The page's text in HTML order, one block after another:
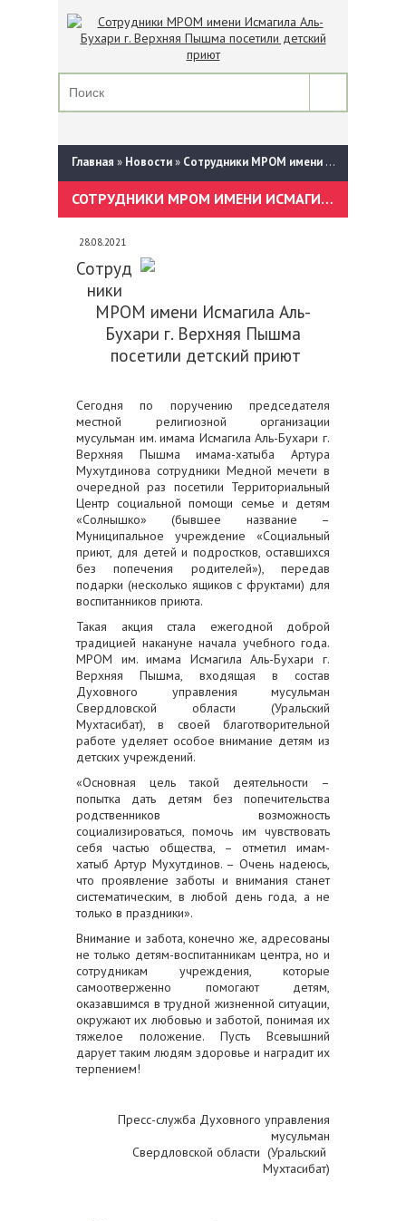
Главная » Новости» Сотрудники МРОМ имени Исмагила Аль-Бухари г. Верхняя Пышма посетили детский приют
СОТРУДНИКИ МРОМ ИМЕНИ ИСМАГИЛА АЛЬ-БУХАРИ Г. ВЕРХНЯЯ ПЫШМА ПОСЕТИЛИ ДЕТСКИЙ ПРИЮТ
28.08.2021
Сотруд
ники
МРОМ имени Исмагила Аль-
Бухари г. Верхняя Пышма
посетили детский приют
Сегодня по поручению председателя
местной религиозной организации
мусульман им. имама Исмагила Аль-Бухари г.
Верхняя Пышма имама-хатыба Артура
Мухутдинова сотрудники Медной мечети в
очередной раз посетили Территориальный
Центр социальной помощи семье и детям
«Солнышко» (бывшее название –
Муниципальное учреждение «Социальный
приют, для детей и подростков, оставшихся
без попечения родителей»), передав
подарки (несколько ящиков с фруктами) для
воспитанников приюта.
Такая акция стала ежегодной доброй
традицией накануне начала учебного года.
МРОМ им. имама Исмагила Аль-Бухари г.
Верхняя Пышма, входящая в состав
Духовного управления мусульман
Свердловской области (Уральский
Мухтасибат), в своей благотворительной
работе уделяет особое внимание детям из
детских учреждений.
«Основная цель такой деятельности –
попытка дать детям без попечительства
родственников возможность
социализироваться, помочь им чувствовать
себя частью общества, – отметил имам-
хатыб Артур Мухутдинов. – Очень надеюсь,
что проявление заботы и внимания станет
систематическим, в любой день года, а не
только в праздники».
Внимание и забота, конечно же, адресованы
не только детям-воспитанникам центра, но и
сотрудникам учреждения, которые
самоотверженно помогают детям,
оказавшимся в трудной жизненной ситуации,
окружают их любовью и заботой, понимая их
тяжелое положение. Пусть Всевышний
дарует таким людям здоровье и наградит их
терпением!
Пресс-служба Духовного управления
мусульман
Свердловской области (Уральский
Мухтасибат)